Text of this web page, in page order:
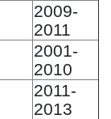
2009-
2011
2001-
2010
2011-
2013